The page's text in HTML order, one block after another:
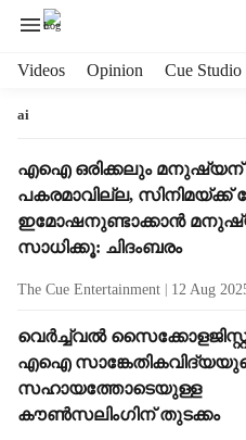
Videos Opinion Cue Studio
ai
T
a
g
R
s
l
t
s
എഐ ഒരിക്കലും മനുഷ്യന്
പകരമാവില്ല, സിനിമയ്ക്ക്
ഇമോഷനുണ്ടാക്കാന്‍
സാധിക്കൂ: ചിദംബരം
The Cue Entertainment 12 Aug
വെര്‍ച്ച്വല്‍
എഐ
സഹായത്തോടെയുള്ള
കൗണ്‍സലിംഗിന് തുടക്കം